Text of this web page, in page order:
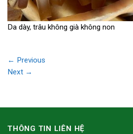
Da dày, trâu không già không non
← Previous
Next →
THÔNG TIN LIÊN HỆ